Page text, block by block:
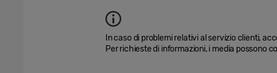
In caso di problemi relativi al servizio clienti,
Per richieste di informazioni, i media possono